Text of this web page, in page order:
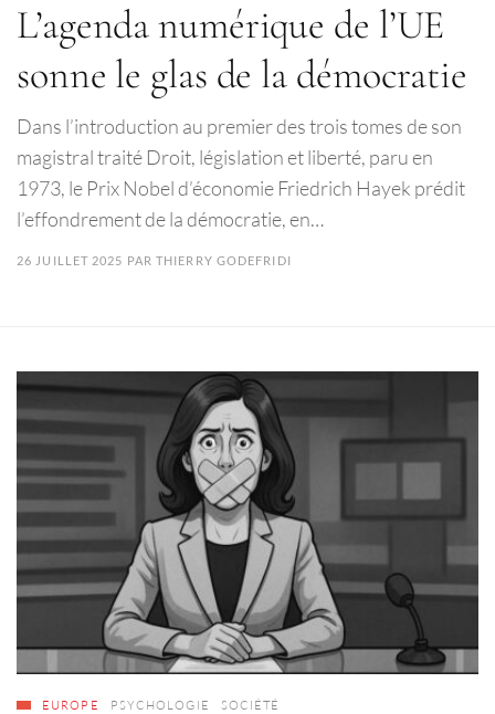
L’agenda numérique de l’UE
sonne le glas de la démocratie
Dans l’introduction au premier des trois tomes de son
magistral traité Droit, législation et liberté, paru en
1973, le Prix Nobel d’économie Friedrich Hayek prédit
l’effondrement de la démocratie, en…
26 JUILLET 2025 PARTHIERRY GODEFRIDI
EUROPE PSYCHOLOGIE SOCIÉTÉ